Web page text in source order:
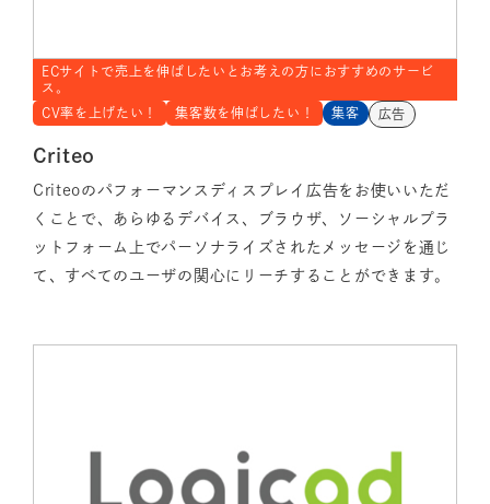
ECサイトで売上を伸ばしたいとお考えの方におすすめのサービ
ス。
CV率を上げたい！
集客数を伸ばしたい！ 集客 広告
Criteo
Criteoのパフォーマンスディスプレイ広告をお使いいただ
くことで、あらゆるデバイス、ブラウザ、ソーシャルプラ
ットフォーム上でパーソナライズされたメッセージを通じ
て、すべてのユーザの関心にリーチすることができます。